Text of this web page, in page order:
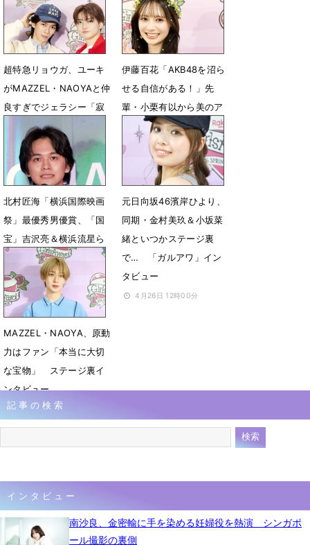
6月20日 17時46分
超特急リョウガ、ユーキ
がMAZZEL・NAOYAと仲
良すぎでジェラシー「寂
しかったよ」
5月6日 06時01分
伊藤百花「AKB48を沼ら
せる自信がある！」先
輩・小栗有以から美のア
ドバイスも
5月6日 05時52分
北村匠海「横浜国際映画
祭」最優秀男優賞、「国
宝」吉沢亮＆横浜流星ら
同世代の活躍に刺激
5月2日 21時49分
元日向坂46濱岸ひより、
同期・金村美玖＆小坂菜
緒といつかステージ裏
で… 「ガルアワ」イン
タビュー
4月26日 12時00分
MAZZEL・NAOYA、原動
力はファン「本当に大切
な宝物」 ステージ裏イ
ンタビュー
4月25日 09時00分
記事の検索
インタビュー
南沙良、金密輸に手を染める妊婦役を熱演 シンガポ
ール撮影の裏側